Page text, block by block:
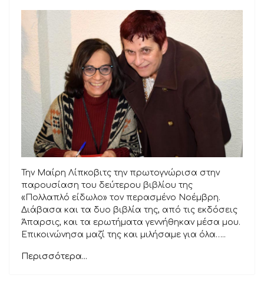
Την Μαίρη Λίπκοβιτς την πρωτογνώρισα στην
παρουσίαση του δεύτερου βιβλίου της
«Πολλαπλό είδωλο» τον περασμένο Νοέμβρη.
Διάβασα και τα δυο βιβλία της, από τις εκδόσεις
Άπαρσις, και τα ερωτήματα γεννήθηκαν μέσα μου.
Επικοινώνησα μαζί της και μιλήσαμε για όλα…..
Περισσότερα...